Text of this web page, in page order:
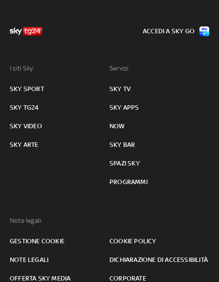
I siti Sky:
SKY SPORT
SKY TG24
SKY VIDEO
SKY ARTE
Servizi:
SKY TV
SKY APPS
NOW
SKY BAR
SPAZI SKY
PROGRAMMI
Note legali:
GESTIONE COOKIE COOKIE POLICY
NOTE LEGALI DICHIARAZIONE DI ACCESSIBILITÀ
OFFERTA SKY MEDIA CORPORATE
ACCEDI A SKY GO